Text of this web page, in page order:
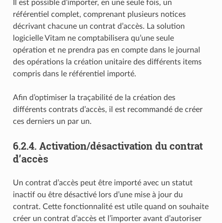
Il est possible d’importer, en une seule fois, un
référentiel complet, comprenant plusieurs notices
décrivant chacune un contrat d’accès. La solution
logicielle Vitam ne comptabilisera qu’une seule
opération et ne prendra pas en compte dans le journal
des opérations la création unitaire des différents items
compris dans le référentiel importé.
Afin d’optimiser la traçabilité de la création des
différents contrats d’accès, il est recommandé de créer
ces derniers un par un.
6.2.4. Activation/désactivation du contrat
d’accès
Un contrat d’accès peut être importé avec un statut
inactif ou être désactivé lors d’une mise à jour du
contrat. Cette fonctionnalité est utile quand on souhaite
créer un contrat d’accès et l’importer avant d’autoriser